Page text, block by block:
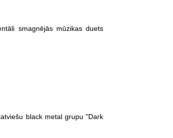
smagnējās mūzikas duets
black metal grupu "Dark